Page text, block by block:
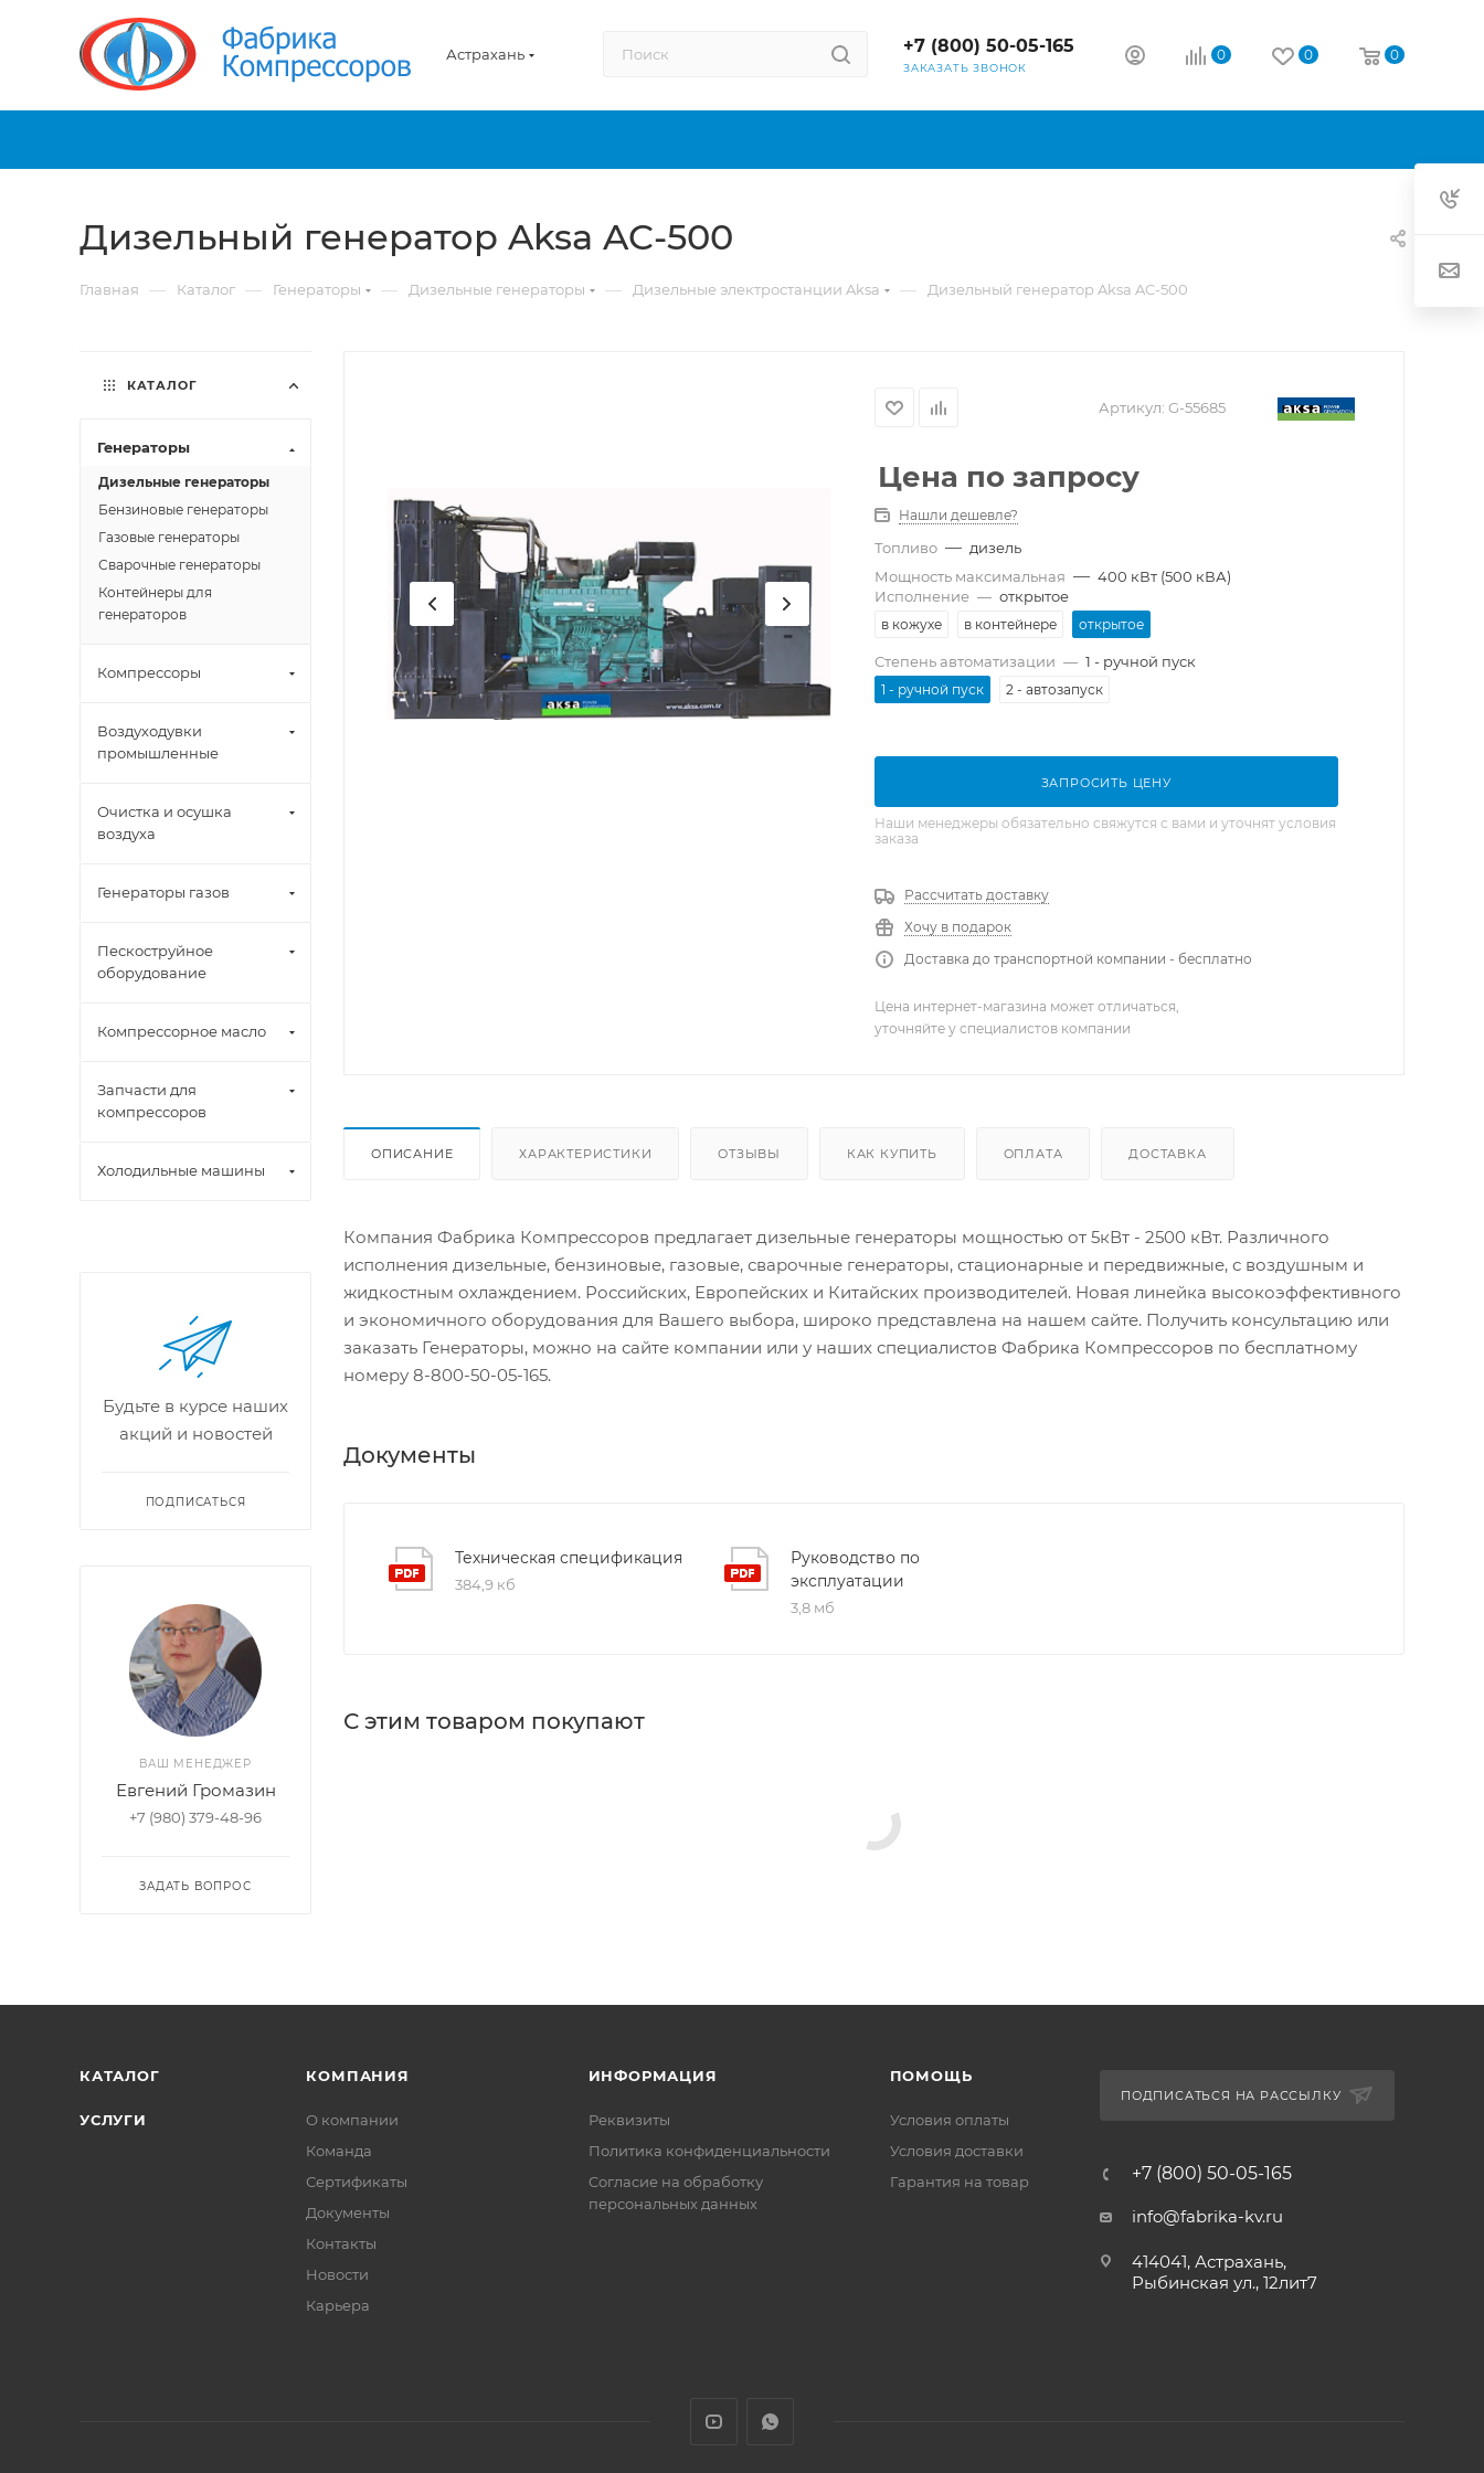
Астрахань +7 (800) 50-05-165
ЗАКАЗАТЬ ЗВОНОК
0 0 0
Дизельный генератор Aksa AC-500
Главная — Каталог — Генераторы — Дизельные генераторы — Дизельные электростанции Aksa — Дизельный генератор Aksa AC-500
Артикул: G-55685
Цена по запросу
Нашли дешевле?
Топливо — дизель
Мощность максимальная — 400 кВт (500 кВА)
Исполнение — открытое
в кожухе в контейнере открытое
Степень автоматизации — 1 - ручной пуск
1 - ручной пуск 2 - автозапуск
ЗАПРОСИТЬ ЦЕНУ
Наши менеджеры обязательно свяжутся с вами и уточнят условия
заказа
Рассчитать доставку
Хочу в подарок
Доставка до транспортной компании - бесплатно
Цена интернет-магазина может отличаться,
уточняйте у специалистов компании
ОПИСАНИЕ ХАРАКТЕРИСТИКИ ОТЗЫВЫ КАК КУПИТЬ ОПЛАТА ДОСТАВКА
Компания Фабрика Компрессоров предлагает дизельные генераторы мощностью от 5кВт - 2500 кВт. Различного
исполнения дизельные, бензиновые, газовые, сварочные генераторы, стационарные и передвижные, с воздушным и
жидкостным охлаждением. Российских, Европейских и Китайских производителей. Новая линейка высокоэффективного
и экономичного оборудования для Вашего выбора, широко представлена на нашем сайте. Получить консультацию или
заказать Генераторы, можно на сайте компании или у наших специалистов Фабрика Компрессоров по бесплатному
номеру 8-800-50-05-165.
Документы
Техническая спецификация
384,9 кб
Руководство по
эксплуатации
3,8 мб
С этим товаром покупают
КАТАЛОГ
Генераторы
Дизельные генераторы
Бензиновые генераторы
Газовые генераторы
Сварочные генераторы
Контейнеры для
генераторов
Компрессоры
Воздуходувки
промышленные
Очистка и осушка
воздуха
Генераторы газов
Пескоструйное
оборудование
Компрессорное масло
Запчасти для
компрессоров
Холодильные машины
Будьте в курсе наших
акций и новостей
ПОДПИСАТЬСЯ
ВАШ МЕНЕДЖЕР
Евгений Громазин
+7 (980) 379-48-96
ЗАДАТЬ ВОПРОС
КАТАЛОГ
УСЛУГИ
КОМПАНИЯ
О компании
Команда
Сертификаты
Документы
Контакты
Новости
Карьера
ИНФОРМАЦИЯ
Реквизиты
Политика конфиденциальности
Cогласие на обработку
персональных данных
ПОМОЩЬ
Условия оплаты
Условия доставки
Гарантия на товар
ПОДПИСАТЬСЯ НА РАССЫЛКУ
+7 (800) 50-05-165
info@fabrika-kv.ru
414041, Астрахань,
Рыбинская ул., 12лит7